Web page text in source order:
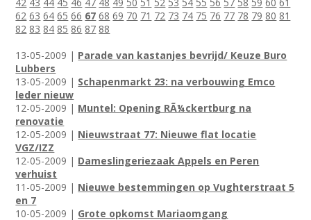
62 63 64 65 66 67 68 69 70 71 72 73 74 75 76 77 78 79 80 81
82 83 84 85 86 87 88
13-05-2009 | Parade van kastanjes bevrijd/ Keuze Buro
Lubbers
13-05-2009 | Schapenmarkt 23: na verbouwing Emco
leder nieuw
12-05-2009 | Muntel: Opening RÃ¼ckertburg na
renovatie
12-05-2009 | Nieuwstraat 77: Nieuwe flat locatie
VGZ/IZZ
12-05-2009 | Dameslingeriezaak Appels en Peren
verhuist
11-05-2009 | Nieuwe bestemmingen op Vughterstraat 5
en 7
10-05-2009 | Grote opkomst Mariaomgang